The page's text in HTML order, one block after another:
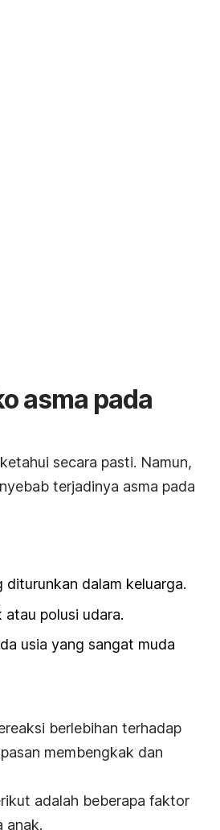
asma pada
secara pasti. Namun,
terjadinya asma pada
diturunkan dalam keluarga.
polusi udara.
usia yang sangat muda
berlebihan terhadap
membengkak dan
adalah beberapa faktor
anak.